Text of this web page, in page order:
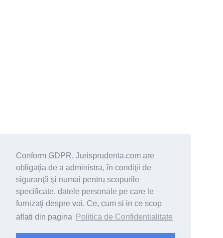
Conform GDPR, Jurisprudenta.com are
obligaţia de a administra, în condiţii de
siguranţă şi numai pentru scopurile
specificate, datele personale pe care le
furnizaţi despre voi. Ce, cum si in ce scop
aflati din pagina
Politica de Confidentialitate